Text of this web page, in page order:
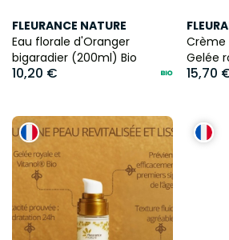
FLEURANCE NATURE
Eau florale d'Oranger
bigaradier (200ml) Bio
10,20 €
Crème
Gelée
15,70